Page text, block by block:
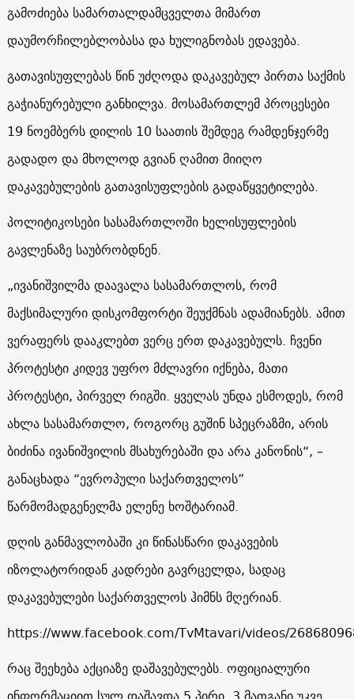
გამოძიება სამართალდამცველთა მიმართ
დაუმორჩილებლობასა და ხულიგნობას ედავება.
გათავისუფლებას წინ უძღოდა დაკავებულ პირთა საქმის
გაჭიანურებული განხილვა. მოსამართლემ პროცესები
19 ნოემბერს დილის 10 საათის შემდეგ რამდენჯერმე
გადადო და მხოლოდ გვიან ღამით მიიღო
დაკავებულების გათავისუფლების გადაწყვეტილება.
პოლიტიკოსები სასამართლოში ხელისუფლების
გავლენაზე საუბრობდნენ.
„ივანიშვილმა დაავალა სასამართლოს, რომ
მაქსიმალური დისკომფორტი შეუქმნას ადამიანებს. ამით
ვერაფერს დააკლებთ ვერც ერთ დაკავებულს. ჩვენი
პროტესტი კიდევ უფრო მძლავრი იქნება, მათი
პროტესტი, პირველ რიგში. ყველას უნდა ესმოდეს, რომ
ახლა სასამართლო, როგორც გუშინ სპეცრაზმი, არის
ბიძინა ივანიშვილის მსახურებაში და არა კანონის“, –
განაცხადა “ევროპული საქართველოს”
წარმომადგენელმა ელენე ხოშტარიამ.
დღის განმავლობაში კი წინასწარი დაკავების
იზოლატორიდან კადრები გავრცელდა, სადაც
დაკავებულები საქართველოს ჰიმნს მღერიან.
https://www.facebook.com/TvMtavari/videos/
რაც შეეხება აქციაზე დაშავებულებს. ოფიციალური